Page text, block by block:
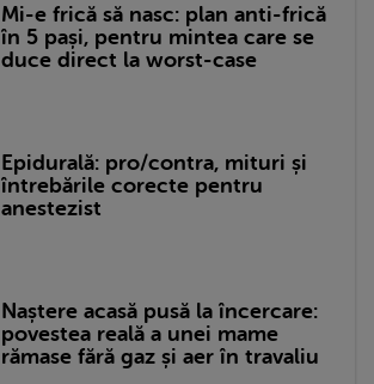
Mi-e frică să nasc: plan anti-frică
în 5 pași, pentru mintea care se
duce direct la worst-case
Epidurală: pro/contra, mituri și
întrebările corecte pentru
anestezist
Naștere acasă pusă la încercare:
povestea reală a unei mame
rămase fără gaz și aer în travaliu